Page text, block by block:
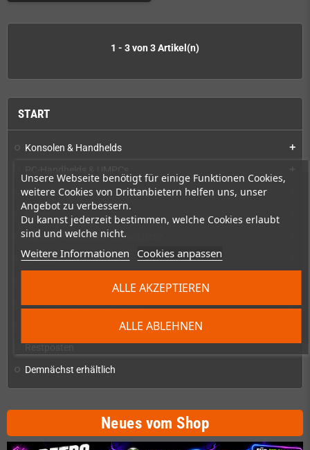
Unsere Webseite benötigt für einige Funktionen Cookies,
weitere Cookies von Drittanbietern helfen uns, unser
Angebot zu verbessern.
Du kannst jederzeit bestimmen, welche Cookies erlaubt
sind und welche nicht.
Weitere Informationen Cookies anpassen
ALLE ABLEHNEN
ALLE AKZEPTIEREN
START
Konsolen & Handhelds add
Produkte für
Spiele
Reparaturen, Mods & Ersatzteile
Zubehör
Checkmate & Retro Monitor
Homebrew-Produktion & Entwicklerbedarf
Demnächst erhältlich
Neues vom Shop
1 - 3 von 3 Artikel(n)